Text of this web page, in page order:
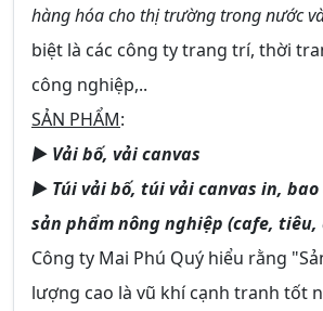
hàng hóa cho thị trường trong nước
biệt là các công ty trang trí, thời
công nghiệp,..
SẢN PHẨM:
► Vải bố, vải canvas
► Túi vải bố, túi vải canvas in,
sản phẩm nông nghiệp (cafe, tiêu,
Công ty Mai Phú Quý hiểu rằng
lượng cao là vũ khí cạnh tranh tốt